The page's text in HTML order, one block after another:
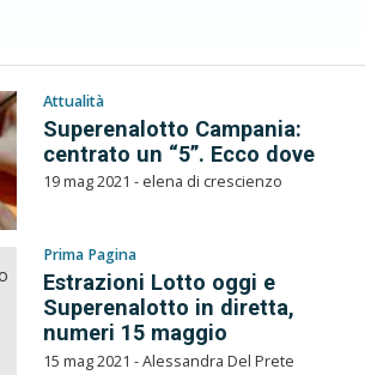
Attualità
Superenalotto Campania:
centrato un “5”. Ecco dove
19 mag 2021 - elena di crescienzo
Prima Pagina
Estrazioni Lotto oggi e
Superenalotto in diretta,
numeri 15 maggio
15 mag 2021 - Alessandra Del Prete